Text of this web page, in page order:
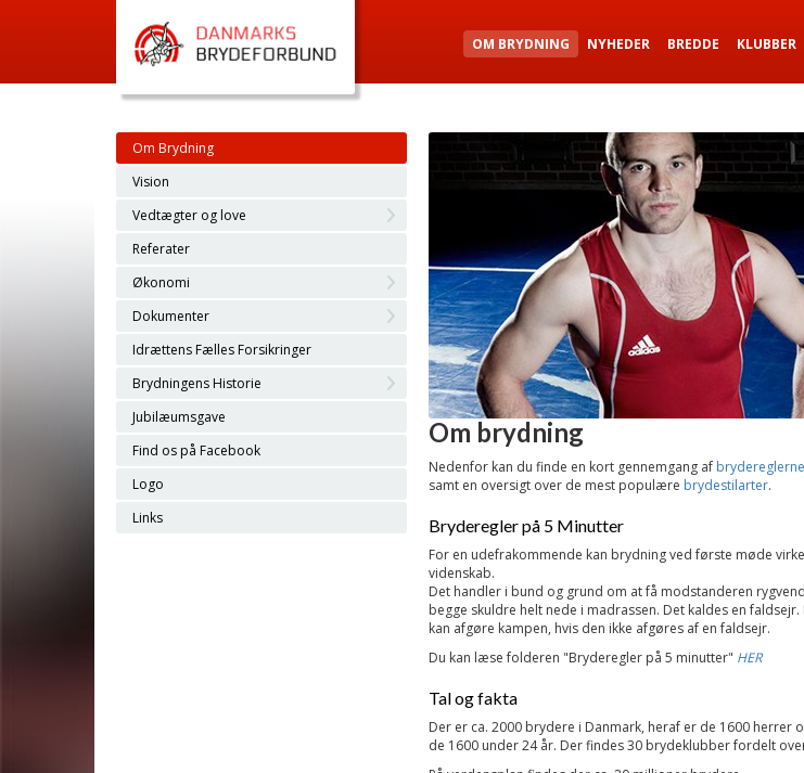
OM BRYDNING NYHEDER BREDDE KLUBBER
Om Brydning
Vision
Vedtægter og love
Referater
Økonomi
Dokumenter
Idrættens Fælles Forsikringer
Brydningens Historie
Jubilæumsgave
Find os på Facebook
Logo
Links
Om brydning
Nedenfor kan du finde en kort gennemgang af brydereglerne
samt en oversigt over de mest populære brydestilarter.
Bryderegler på 5 Minutter
For en udefrakommende kan brydning ved første møde
videnskab.
Det handler i bund og grund om at få modstanderen
begge skuldre helt nede i madrassen. Det kaldes en
kan afgøre kampen, hvis den ikke afgøres af en faldsejr.
Du kan læse folderen "Bryderegler på 5 minutter" HER
Tal og fakta
Der er ca. 2000 brydere i Danmark, heraf er de 1600 herrer
de 1600 under 24 år. Der findes 30 brydeklubber fordelt